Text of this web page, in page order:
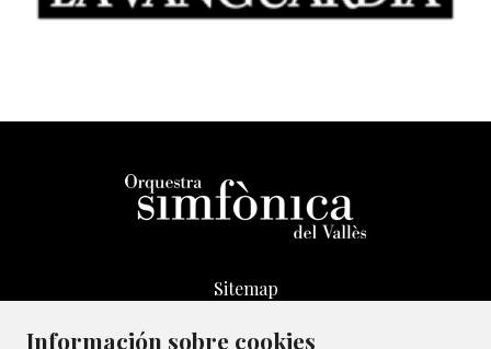
Sitemap
Información sobre cookies